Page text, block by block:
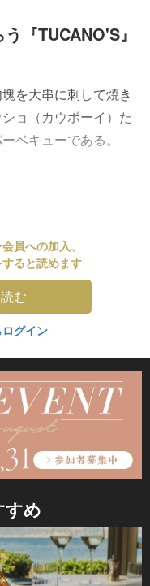
『TUCANO'S』
を大串に刺して焼き
ョ（カウボーイ）た
ベキューである。
員への加入、
ると読めます
む
グイン
すめ